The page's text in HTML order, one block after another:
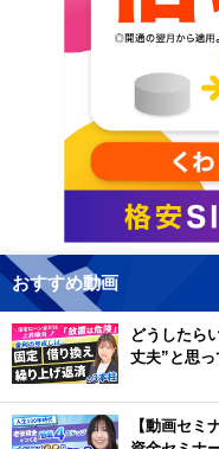
おすすめ動画
どうしたら
丈夫”と思っ
【動画セミ